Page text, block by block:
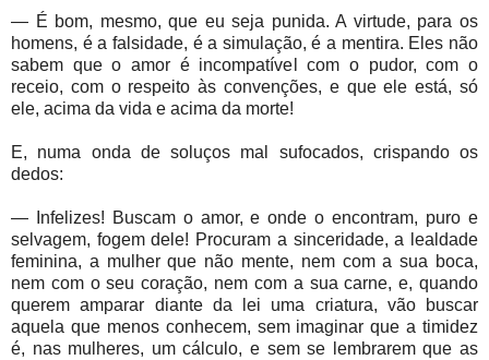
— É bom, mesmo, que eu seja punida. A virtude, para os
homens, é a falsidade, é a simulação, é a mentira. Eles não
sabem que o amor é incompatível com o pudor, com o
receio, com o respeito às convenções, e que ele está, só
ele, acima da vida e acima da morte!
E, numa onda de soluços mal sufocados, crispando os
dedos:
— Infelizes! Buscam o amor, e onde o encontram, puro e
selvagem, fogem dele! Procuram a sinceridade, a lealdade
feminina, a mulher que não mente, nem com a sua boca,
nem com o seu coração, nem com a sua carne, e, quando
querem amparar diante da lei uma criatura, vão buscar
aquela que menos conhecem, sem imaginar que a timidez
é, nas mulheres, um cálculo, e sem se lembrarem que as